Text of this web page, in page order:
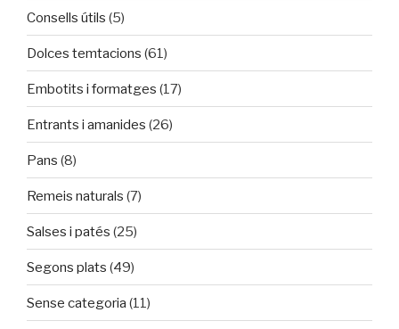
Consells útils (5)
Dolces temtacions (61)
Embotits i formatges (17)
Entrants i amanides (26)
Pans (8)
Remeis naturals (7)
Salses i patés (25)
Segons plats (49)
Sense categoria (11)